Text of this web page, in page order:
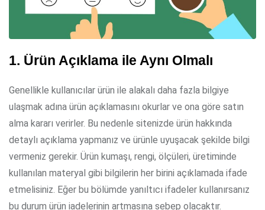
1. Ürün Açıklama ile Aynı Olmalı
Genellikle kullanıcılar ürün ile alakalı daha fazla bilgiye
ulaşmak adına ürün açıklamasını okurlar ve ona göre satın
alma kararı verirler. Bu nedenle sitenizde ürün hakkında
detaylı açıklama yapmanız ve ürünle uyuşacak şekilde bilgi
vermeniz gerekir. Ürün kumaşı, rengi, ölçüleri, üretiminde
kullanılan materyal gibi bilgilerin her birini açıklamada ifade
etmelisiniz. Eğer bu bölümde yanıltıcı ifadeler kullanırsanız
bu durum ürün iadelerinin artmasına sebep olacaktır.